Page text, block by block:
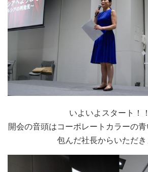
いよいよスタート！
開会の音頭はコーポレートカラーの
包んだ社長からいただき